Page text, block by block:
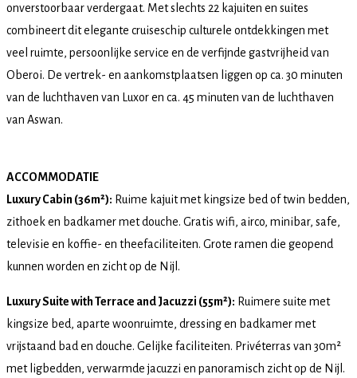
onverstoorbaar verdergaat. Met slechts 22 kajuiten en suites
combineert dit elegante cruiseschip culturele ontdekkingen met
veel ruimte, persoonlijke service en de verfijnde gastvrijheid van
Oberoi. De vertrek- en aankomstplaatsen liggen op ca. 30 minuten
van de luchthaven van Luxor en ca. 45 minuten van de luchthaven
van Aswan.
ACCOMMODATIE
Luxury Cabin (36m²): Ruime kajuit met kingsize bed of twin bedden,
zithoek en badkamer met douche. Gratis wifi, airco, minibar, safe,
televisie en koffie- en theefaciliteiten. Grote ramen die geopend
kunnen worden en zicht op de Nijl.
Luxury Suite with Terrace and Jacuzzi (55m²): Ruimere suite met
kingsize bed, aparte woonruimte, dressing en badkamer met
vrijstaand bad en douche. Gelijke faciliteiten. Privéterras van 30m²
met ligbedden, verwarmde jacuzzi en panoramisch zicht op de Nijl.